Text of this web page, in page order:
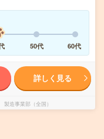
50代 60代
詳しく見る
造事業部（全国）